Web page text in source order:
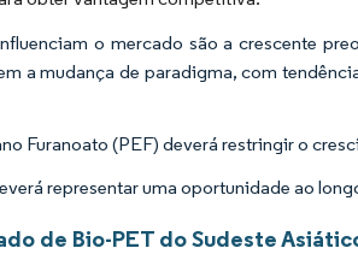
o mercado são a crescente
a mudança de paradigma, com
Furanoato (PEF) deverá restringir o
representar uma oportunidade ao
de Bio-PET do Sudeste